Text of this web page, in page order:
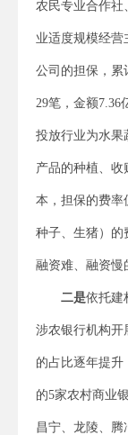
农民专业合作社
业适度规模经营
公司的担保，累
29笔，金额7.36
投放行业为水果
产品的种植、
本，担保的费率
种子、生猪）的
融资难、融资慢
二是依托建
涉农银行机构开
的占比逐年提
的5家农村商业
昌宁、龙陵、腾